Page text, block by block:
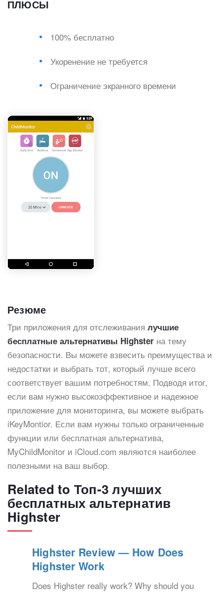
ПЛЮСЫ
100% бесплатно
Укоренение не требуется
Ограничение экранного времени
Резюме
Три приложения для отслеживания лучшие
бесплатные альтернативы Highster на тему
безопасности. Вы можете взвесить преимущества и
недостатки и выбрать тот, который лучше всего
соответствует вашим потребностям. Подводя итог,
если вам нужно высокоэффективное и надежное
приложение для мониторинга, вы можете выбрать
iKeyMontior. Если вам нужны только ограниченные
функции или бесплатная альтернатива,
MyChildMonitor и iCloud.com являются наиболее
полезными на ваш выбор.
Related to Топ-3 лучших
бесплатных альтернатив
Highster
Highster Review — How Does
Highster Work
Does Highster really work? Why should you